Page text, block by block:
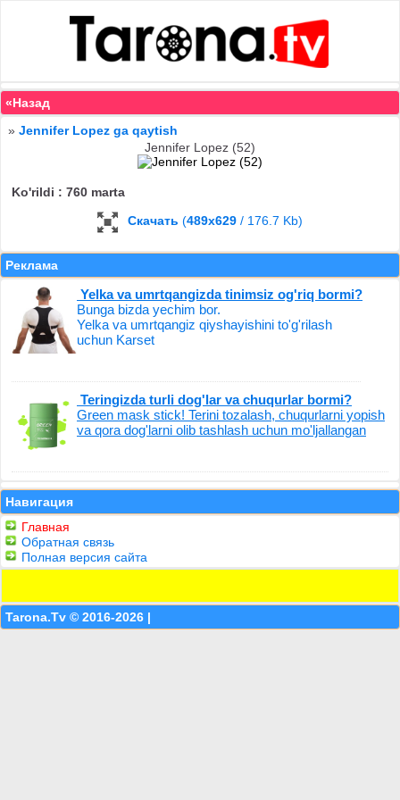
«Назад
» Jennifer Lopez ga qaytish
Jennifer Lopez (52)
Ko'rildi : 760 marta
Скачать (489x629 / 176.7 Kb)
Реклама
Yelka va umrtqangizda tinimsiz og'riq bormi?
Bunga bizda yechim bor.
Yelka va umrtqangiz qiyshayishini to'g'rilash
uchun Karset
Teringizda turli dog'lar va chuqurlar bormi?
Green mask stick! Terini tozalash, chuqurlarni yopish
va qora dog'larni olib tashlash uchun mo'ljallangan
Навигация
Главная
Обратная связь
Полная версия сайта
Tarona.Tv © 2016-2026 |